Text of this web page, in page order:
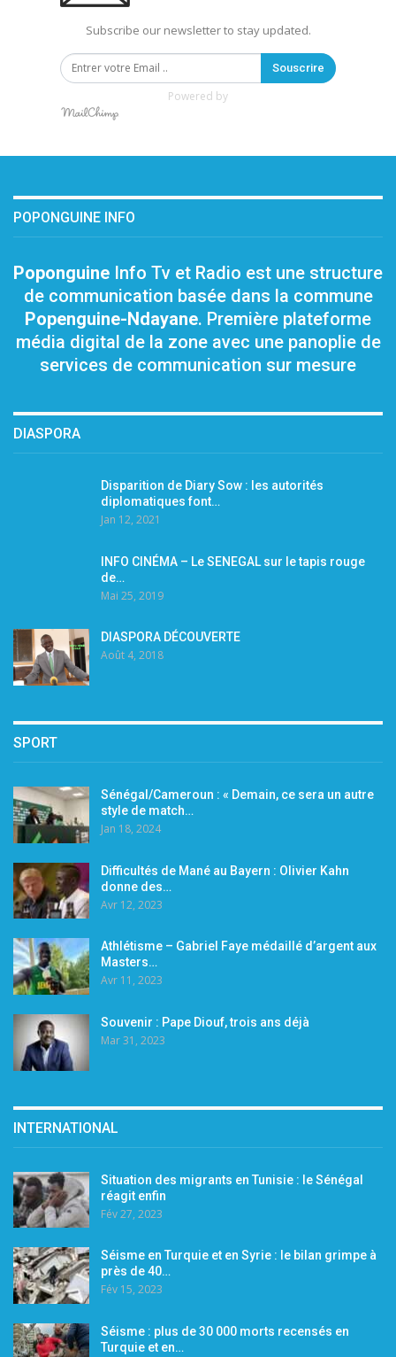
Subscribe our newsletter to stay updated.
Souscrire
Powered by
POPONGUINE INFO
Poponguine Info Tv et Radio est une structure
de communication basée dans la commune
Popenguine-Ndayane. Première plateforme
média digital de la zone avec une panoplie de
services de communication sur mesure
DIASPORA
Disparition de Diary Sow : les autorités
diplomatiques font…
Jan 12, 2021
INFO CINÉMA – Le SENEGAL sur le tapis rouge
de…
Mai 25, 2019
DIASPORA DÉCOUVERTE
Août 4, 2018
SPORT
Sénégal/Cameroun : « Demain, ce sera un autre
style de match…
Jan 18, 2024
Difficultés de Mané au Bayern : Olivier Kahn
donne des…
Avr 12, 2023
Athlétisme – Gabriel Faye médaillé d’argent aux
Masters…
Avr 11, 2023
Souvenir : Pape Diouf, trois ans déjà
Mar 31, 2023
INTERNATIONAL
Situation des migrants en Tunisie : le Sénégal
réagit enfin
Fév 27, 2023
Séisme en Turquie et en Syrie : le bilan grimpe à
près de 40…
Fév 15, 2023
Séisme : plus de 30 000 morts recensés en
Turquie et en…